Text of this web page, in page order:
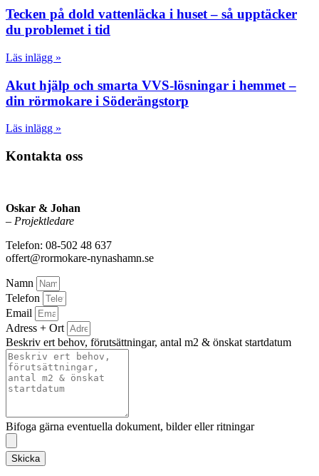
Tecken på dold vattenläcka i huset – så upptäcker
du problemet i tid
Läs inlägg »
Akut hjälp och smarta VVS-lösningar i hemmet –
din rörmokare i Söderängstorp
Läs inlägg »
Kontakta oss
Oskar & Johan
– Projektledare
Telefon: 08-502 48 637
offert@rormokare-nynashamn.se
Namn
Telefon
Email
Adress + Ort
Beskriv ert behov, förutsättningar, antal m2 & önskat startdatum
Bifoga gärna eventuella dokument, bilder eller ritningar
Skicka